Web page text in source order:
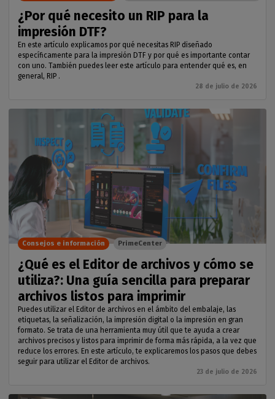
¿Por qué necesito un RIP para la
impresión DTF?
En este artículo explicamos por qué necesitas RIP diseñado
específicamente para la impresión DTF y por qué es importante contar
con uno. También puedes leer este artículo para entender qué es, en
general, RIP .
28 de julio de 2026
¿Qué es el Editor de archivos y cómo se
utiliza?: Una guía sencilla para preparar
archivos listos para imprimir
Puedes utilizar el Editor de archivos en el ámbito del embalaje, las
etiquetas, la señalización, la impresión digital o la impresión en gran
formato. Se trata de una herramienta muy útil que te ayuda a crear
archivos precisos y listos para imprimir de forma más rápida, a la vez que
reduce los errores. En este artículo, te explicaremos los pasos que debes
seguir para utilizar el Editor de archivos.
23 de julio de 2026
Consejos e información PrimeCenter